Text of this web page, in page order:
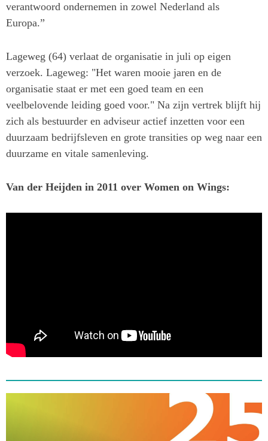
verantwoord ondernemen in zowel Nederland als
Europa.”
Lageweg (64) verlaat de organisatie in juli op eigen
verzoek. Lageweg: "Het waren mooie jaren en de
organisatie staat er met een goed team en een
veelbelovende leiding goed voor." Na zijn vertrek blijft hij
zich als bestuurder en adviseur actief inzetten voor een
duurzaam bedrijfsleven en grote transities op weg naar een
duurzame en vitale samenleving.
Van der Heijden in 2011 over Women on Wings: